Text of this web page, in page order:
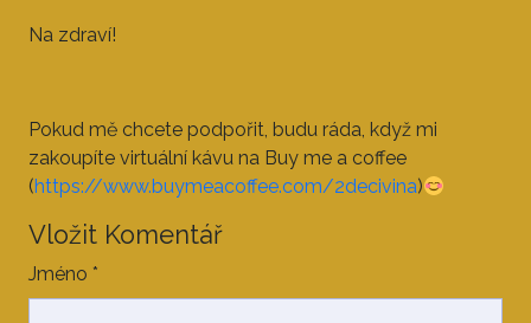
Na zdraví!
Pokud mě chcete podpořit, budu ráda, když mi
zakoupíte virtuální kávu na Buy me a coffee
(https://www.buymeacoffee.com/2decivina)
Vložit Komentář
Jméno *